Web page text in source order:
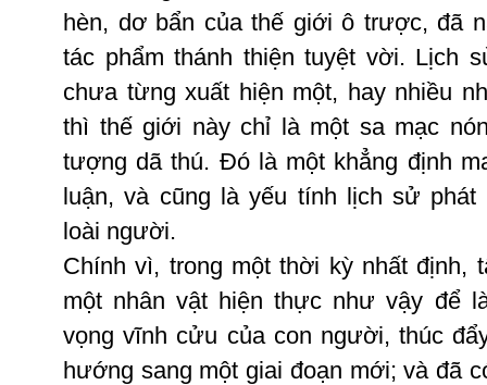
hèn, dơ bẩn của thế giới ô trược, đã
tác phẩm thánh thiện tuyệt vời. Lịch
chưa từng xuất hiện một, hay nhiều
thì thế giới này chỉ là một sa mạc
tượng dã thú. Ðó là một khẳng định
luận,và cũng là yếu tính lịch sử phát
loài người.
Chính vì, trong một thời kỳ nhất định,
một nhân vật hiện thực như vậy để
vọng vĩnh cửu củacon người,thúc
hướng sang một giai đoạn mới;và đã